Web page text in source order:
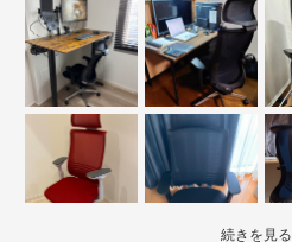
続きを見る